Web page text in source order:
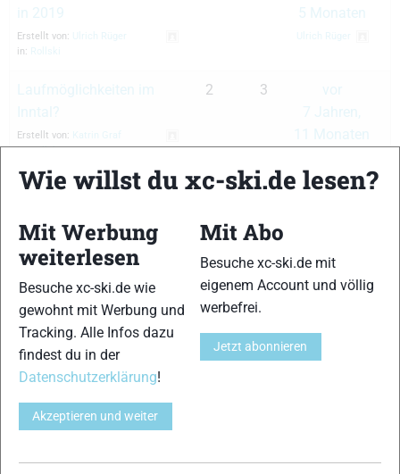
in 2019
Erstellt von:
Ulrich Rüger
in: Rollski
5 Monaten
Ulrich Rüger
Erstellt von:
in:Rollski
2 3
Münchner Testival für
im Juli und Herbst 2018
Erstellt von:Ulrich Rüger
1 vor 8 Jahren
Alu vs.
Carbon/Composite holm
bei Rollskiern
Erstellt von:Christian Ewald
in:Material
2 2
8 Jahren,
3 Monaten
Rollski und Cross-Rollski
8 Jahren,
Wie willst du xc-ski.de lesen?
Mit Werbung
weiterlesen
Besuche xc-ski.de wie
gewohnt mit Werbung und
Tracking. Alle Infos dazu
findest du in der
Datenschutzerklärung!
Akzeptieren und weiter
Mit Abo
Besuche xc-ski.de mit
eigenem Account und völlig
werbefrei.
Jetzt abonnieren